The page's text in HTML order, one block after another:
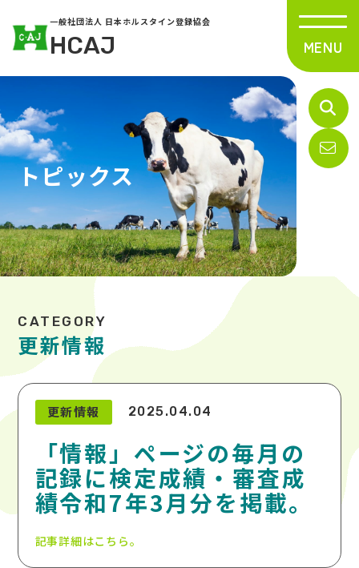
一般社団法人 日本ホルスタイン登録協会
HCAJ
トピックス
更新情報
更新情報 2025.04.04
「情報」ページの毎月の
記録に検定成績・審査成
績令和7年3月分を掲載。
記事詳細はこちら。